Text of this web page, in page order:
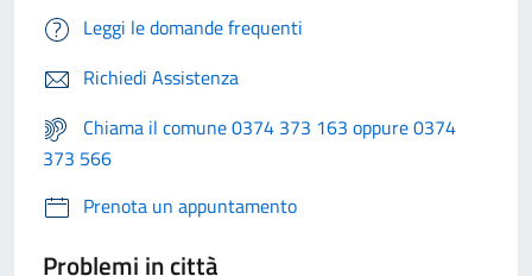
Leggi le domande frequenti
Richiedi Assistenza
Chiama il comune 0374 373 163 oppure 0374
373 566
Prenota un appuntamento
Problemi in città